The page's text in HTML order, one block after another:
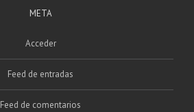
META
Acceder
Feed de entradas
Feed de comentarios